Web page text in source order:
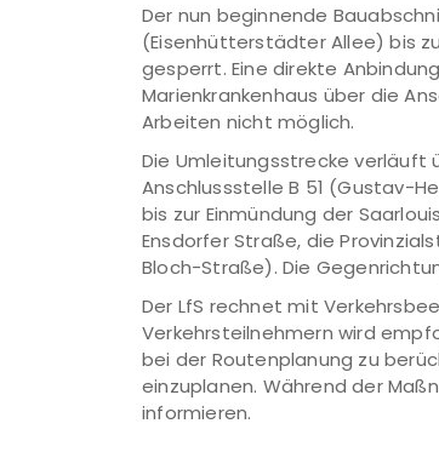
Der nun beginnende
(Eisenhütterstädter Allee) bis
gesperrt. Eine direkte
Marienkrankenhaus über die
Arbeiten nicht möglich.
Die Umleitungsstrecke verläuft
Anschlussstelle B 51 (Gustav-
bis zur Einmündung der
Ensdorfer Straße, die
Bloch-Straße). Die
Der LfS rechnet mit
Verkehrsteilnehmern wird
bei der Routenplanung zu
einzuplanen. Während der
informieren.